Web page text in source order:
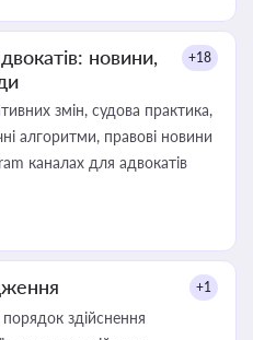
новини,
+18
змін, судова практика,
алгоритми, правові новини
каналах для адвокатів
+1
здійснення